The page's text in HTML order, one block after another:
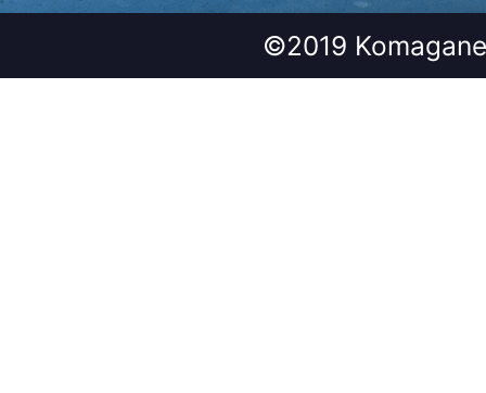
©2019